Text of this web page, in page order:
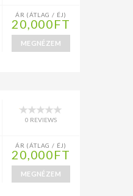
ÁR (ÁTLAG / ÉJ)
20,000FT
MEGNÉZEM
0 REVIEWS
ÁR (ÁTLAG / ÉJ)
20,000FT
MEGNÉZEM